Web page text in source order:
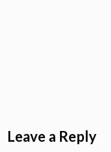
Leave a Reply